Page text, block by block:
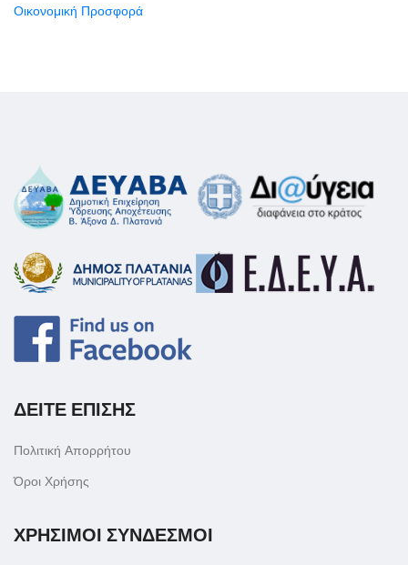
Οικονομική Προσφορά
ΔΕΙΤΕ ΕΠΙΣΗΣ
Πολιτική Απορρήτου
Όροι Χρήσης
ΧΡΗΣΙΜΟΙ ΣΥΝΔΕΣΜΟΙ